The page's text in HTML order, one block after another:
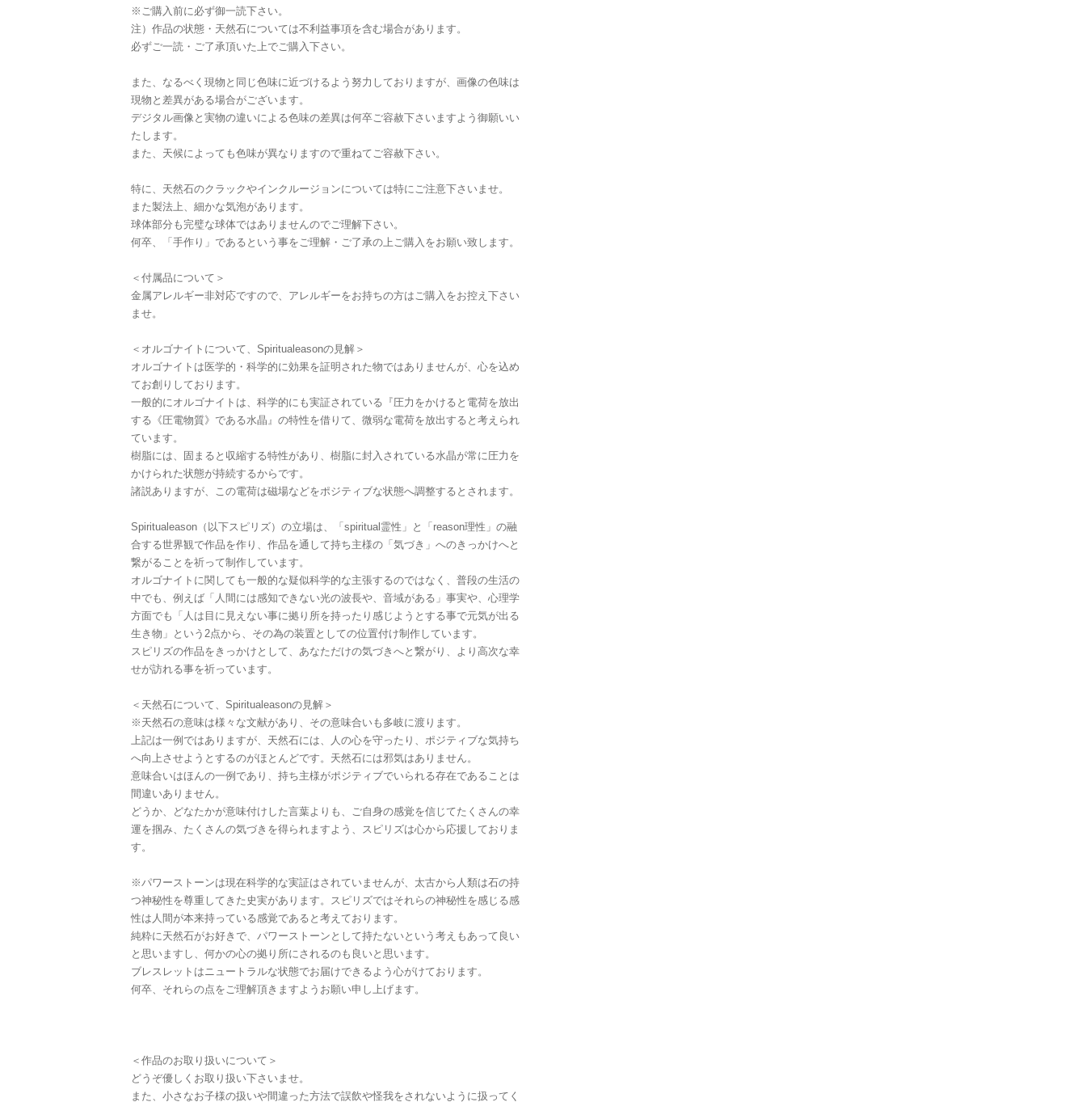
※ご購入前に必ず御一読下さい。
注）作品の状態・天然石については不利益事項を含む場合があります。
必ずご一読・ご了承頂いた上でご購入下さい。
また、なるべく現物と同じ色味に近づけるよう努力しておりますが、画像の色味は
現物と差異がある場合がございます。
デジタル画像と実物の違いによる色味の差異は何卒ご容赦下さいますよう御願いい
たします。
また、天候によっても色味が異なりますので重ねてご容赦下さい。
特に、天然石のクラックやインクルージョンについては特にご注意下さいませ。
また製法上、細かな気泡があります。
球体部分も完璧な球体ではありませんのでご理解下さい。
何卒、「手作り」であるという事をご理解・ご了承の上ご購入をお願い致します。
＜付属品について＞
金属アレルギー非対応ですので、アレルギーをお持ちの方はご購入をお控え下さい
ませ。
＜オルゴナイトについて、Spiritualeasonの見解＞
オルゴナイトは医学的・科学的に効果を証明された物ではありませんが、心を込め
てお創りしております。
一般的にオルゴナイトは、科学的にも実証されている『圧力をかけると電荷を放出
する《圧電物質》である水晶』の特性を借りて、微弱な電荷を放出すると考えられ
ています。
樹脂には、固まると収縮する特性があり、樹脂に封入されている水晶が常に圧力を
かけられた状態が持続するからです。
諸説ありますが、この電荷は磁場などをポジティブな状態へ調整するとされます。
Spiritualeason（以下スピリズ）の立場は、「spiritual霊性」と「reason理性」の融
合する世界観で作品を作り、作品を通して持ち主様の「気づき」へのきっかけへと
繋がることを祈って制作しています。
オルゴナイトに関しても一般的な疑似科学的な主張するのではなく、普段の生活の
中でも、例えば「人間には感知できない光の波長や、音域がある」事実や、心理学
方面でも「人は目に見えない事に拠り所を持ったり感じようとする事で元気が出る
生き物」という2点から、その為の装置としての位置付け制作しています。
スピリズの作品をきっかけとして、あなただけの気づきへと繋がり、より高次な幸
せが訪れる事を祈っています。
＜天然石について、Spiritualeasonの見解＞
※天然石の意味は様々な文献があり、その意味合いも多岐に渡ります。
上記は一例ではありますが、天然石には、人の心を守ったり、ポジティブな気持ち
へ向上させようとするのがほとんどです。天然石には邪気はありません。
意味合いはほんの一例であり、持ち主様がポジティブでいられる存在であることは
間違いありません。
どうか、どなたかが意味付けした言葉よりも、ご自身の感覚を信じてたくさんの幸
運を掴み、たくさんの気づきを得られますよう、スピリズは心から応援しておりま
す。
※パワーストーンは現在科学的な実証はされていませんが、太古から人類は石の持
つ神秘性を尊重してきた史実があります。スピリズではそれらの神秘性を感じる感
性は人間が本来持っている感覚であると考えております。
純粋に天然石がお好きで、パワーストーンとして持たないという考えもあって良い
と思いますし、何かの心の拠り所にされるのも良いと思います。
ブレスレットはニュートラルな状態でお届けできるよう心がけております。
何卒、それらの点をご理解頂きますようお願い申し上げます。
＜作品のお取り扱いについて＞
どうぞ優しくお取り扱い下さいませ。
また、小さなお子様の扱いや間違った方法で誤飲や怪我をされないように扱ってく